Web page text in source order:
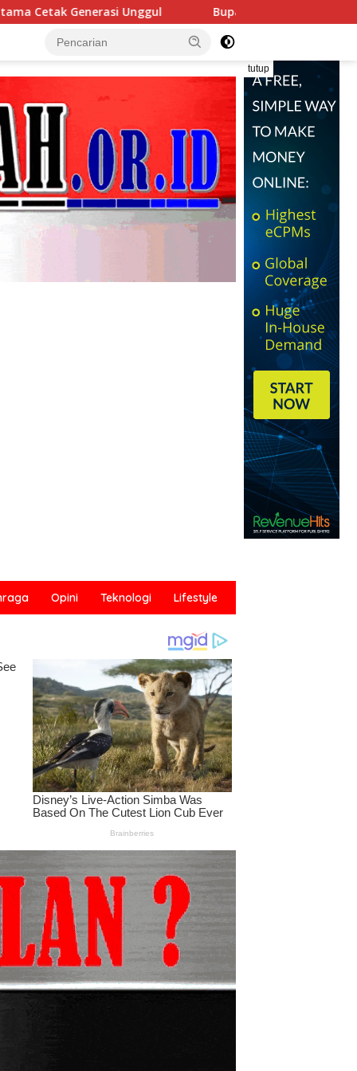
Bupati Saipul Buka Uji Kompetensi Teknis Pejabat
tutup
Opini Teknologi Lifestyle